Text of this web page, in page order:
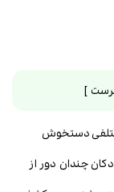
دستخوش
چندان دور از